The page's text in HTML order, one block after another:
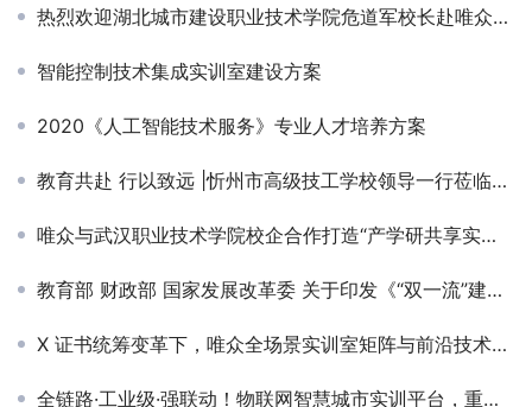
热烈欢迎湖北城市建设职业技术学院危道军校长赴唯众看望暑期挂职锻炼的物联网师生
智能控制技术集成实训室建设方案
2020《人工智能技术服务》专业人才培养方案
教育共赴 行以致远 |忻州市高级技工学校领导一行莅临唯众考察交流
唯众与武汉职业技术学院校企合作打造“产学研共享实践基地”
教育部 财政部 国家发展改革委 关于印发《“双一流”建设成效评价 办法（试行）》的通知
X 证书统筹变革下，唯众全场景实训室矩阵与前沿技术赋能技能人才培养新升级
全链路·工业级·强联动！物联网智慧城市实训平台，重塑职教实训新生态